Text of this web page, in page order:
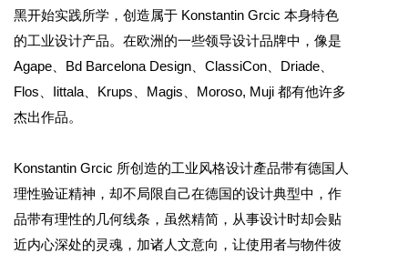
黑开始实践所学，创造属于 Konstantin Grcic 本身特色
的工业设计产品。在欧洲的一些领导设计品牌中，像是
Agape、Bd Barcelona Design、ClassiCon、Driade、
Flos、Iittala、Krups、Magis、Moroso, Muji 都有他许多
杰出作品。
Konstantin Grcic 所创造的工业风格设计產品带有德国人
理性验证精神，却不局限自己在德国的设计典型中，作
品带有理性的几何线条，虽然精简，从事设计时却会贴
近内心深处的灵魂，加诸人文意向，让使用者与物件彼